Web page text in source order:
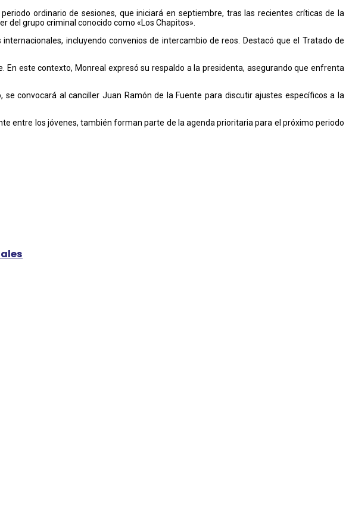
ordinario de sesiones, que iniciará en septiembre, tras las recientes críticas de la
del grupo criminal conocido como «Los Chapitos».
incluyendo convenios de intercambio de reos. Destacó que el Tratado de
este contexto, Monreal expresó su respaldo a la presidenta, asegurando que enfrenta
convocará al canciller Juan Ramón de la Fuente para discutir ajustes específicos a la
entre los jóvenes, también forman parte de la agenda prioritaria para el próximo periodo